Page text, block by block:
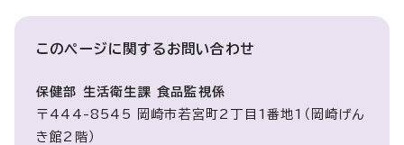
このページに関するお問い合わせ
保健部 生活衛生課 食品監視係
〒444-8545 岡崎市若宮町2丁目1番地1（岡崎げん
き館2階）